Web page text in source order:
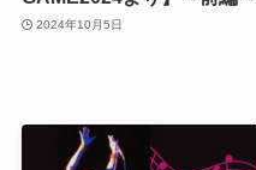
2024年10月5日